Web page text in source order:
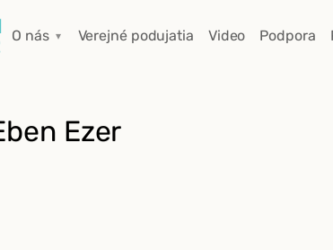
O nás Verejné podujatia Video Podpora
Ezer